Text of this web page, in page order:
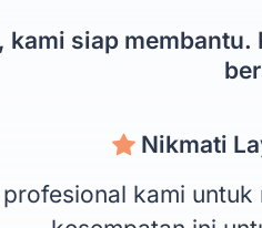
kami siap
Nikmati
kami untuk